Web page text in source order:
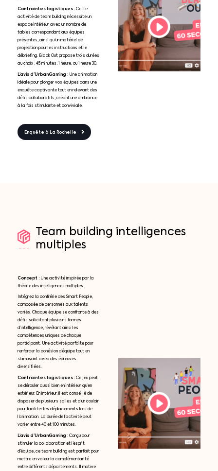
Contraintes logistiques :Cette
activité de team building nécessite un
espace intérieur avec un nombre de
tables correspondant aux équipes
présentes, ainsi qu’un matériel de
projection pour les instructions et le
débriefing. Black Out propose trois durées
au choix : 45 minutes, 1 heure, ou 1 heure 30.
L’avis d’UrbanGaming :Une animation
idéale pour plonger vos équipes dans une
enquête captivante tout en relevant des
défis collaboratifs, créant une ambiance
à la fois stimulante et conviviale.
Enquête à La Rochelle
Team building intelligences
multiples
Concept :Une activité inspirée par la
théorie des intelligences multiples.
Intégrez la confrérie des Smart People,
composée de personnes aux talents
variés. Chaque équipe se confronte à des
défis sollicitant plusieurs formes
d’intelligence, révélant ainsi les
compétences uniques de chaque
participant. Une activité parfaite pour
renforcer la cohésion d’équipe tout en
s’amusant avec des épreuves
diversifiées.
Contraintes logistiques :Ce jeu peut
se dérouler aussi bien en intérieur qu’en
extérieur. En intérieur, il est conseillé de
disposer de plusieurs salles et d’un couloir
pour faciliter les déplacements lors de
l’animation. La durée de l’activité peut
varier entre 40 et 100 minutes.
L’avis d’UrbanGaming :Conçu pour
stimuler la collaboration et l’esprit
d’équipe, ce team building est parfait pour
mettre en valeur la complémentarité
entre différents départements. Il motive